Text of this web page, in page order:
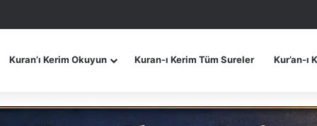
Kuran’ı Kerim Okuyun Kuran-ı Kerim Tüm Sureler Kur’an-ı